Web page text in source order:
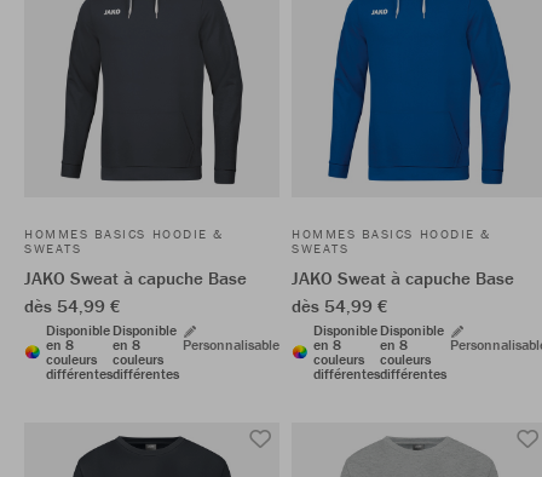
HOMMES BASICS HOODIE &
SWEATS
JAKO Sweat à capuche Base
dès 54,99 €
Disponible
en 8
couleurs
différentes
Disponible
en 8
couleurs
différentes
Personnalisable
HOMMES BASICS HOODIE &
SWEATS
JAKO Sweat à capuche Base
dès 54,99 €
Disponible
en 8
couleurs
différentes
Disponible
en 8
couleurs
différentes